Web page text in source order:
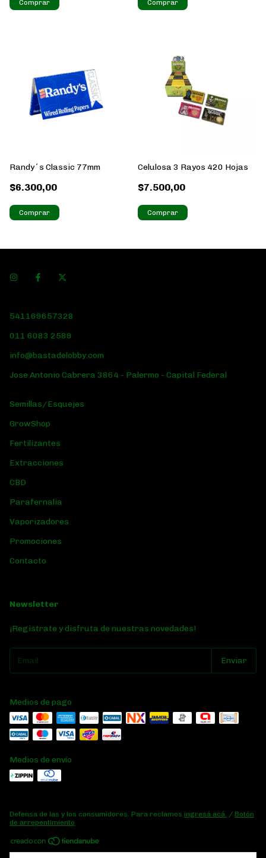
Randy´s Classic 77mm
$6.300,00
Celulosa 3 Rayos 420 Hojas
$7.500,00
541169657328
011 6083 2589
info@bastadelobby.com
Jose Antonio Cabrera 3864 - Palermo - Capital Federal
Semillas/Esquejes
GrowShop
Fertilizantes
Extracciones
CBD
Parafernalia
Vaporizadores
Promociones
Contacto
Newsletter
¡Registrate y disfruta de nuestras novedades!
Medios de pago
Medios de envío
Defensa de las y los consumidores. Para reclamos ingresá acá. / Botón
de arrepentimiento
Copyright Basta de Lobby Grow Shop - 2026. Todos los derechos